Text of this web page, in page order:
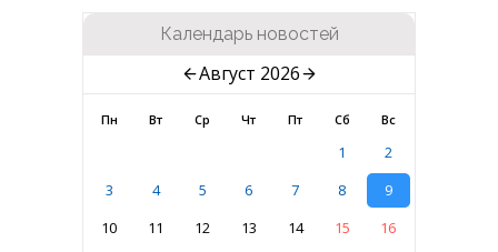
Календарь новостей
Август 2026
Пн Вт Ср Чт Пт Сб Вс
1
2
3
4 5 6 7 8
9
10
11 12 13 14 15
16